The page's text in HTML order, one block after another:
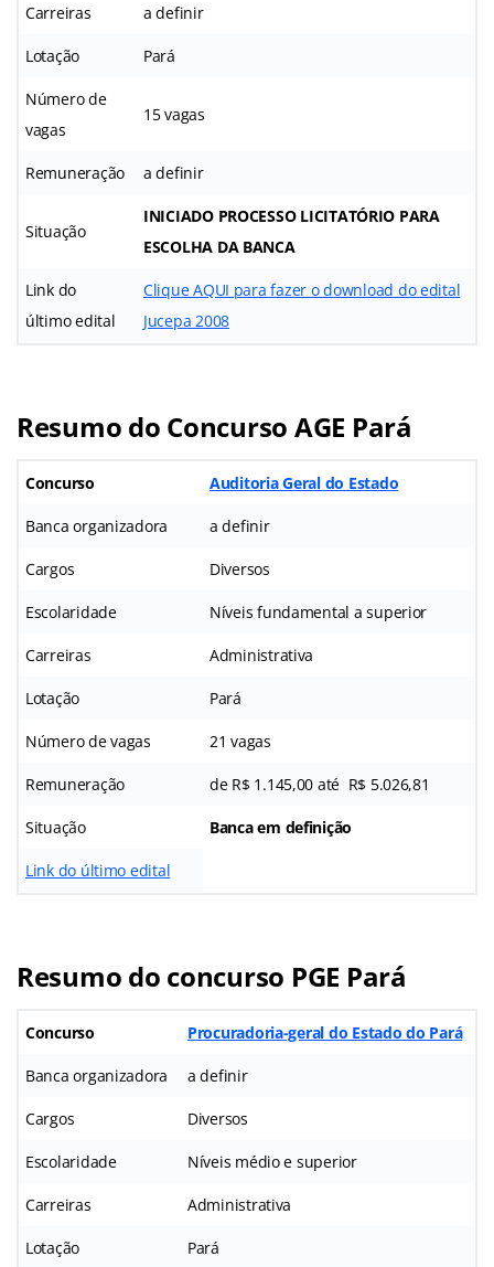
Carreiras a definir
Lotação Pará
Número de
vagas
15 vagas
Remuneração a definir
Situação
INICIADO PROCESSO LICITATÓRIO PARA
ESCOLHA DA BANCA
Link do
último edital
Clique AQUI para fazer o download do edital
Jucepa 2008
Resumo do Concurso AGE Pará
Concurso Auditoria Geral do Estado
Banca organizadora a definir
Cargos Diversos
Escolaridade Níveis fundamental a superior
Carreiras Administrativa
Lotação Pará
Número de vagas 21 vagas
Remuneração de R$ 1.145,00 até R$ 5.026,81
Situação Banca em definição
Link do último edital
Resumo do concurso PGE Pará
Concurso Procuradoria-geral do Estado do Pará
Banca organizadora a definir
Cargos Diversos
Escolaridade Níveis médio e superior
Carreiras Administrativa
Lotação Pará